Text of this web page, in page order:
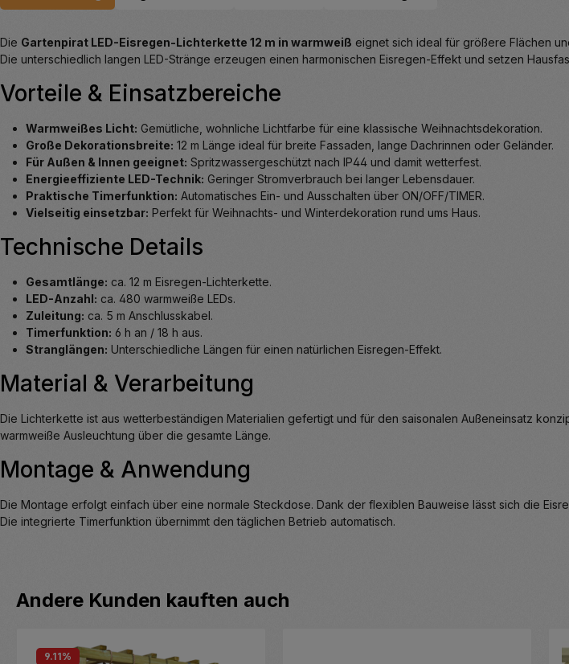
Die Gartenpirat LED-Eisregen-Lichterkette 12 m in warmweiß eignet sich ideal für größere Flächen
Die unterschiedlich langen LED-Stränge erzeugen einen harmonischen Eisregen-Effekt und setzen
Vorteile & Einsatzbereiche
Warmweißes Licht: Gemütliche, wohnliche Lichtfarbe für eine klassische Weihnachtsdekoration.
Große Dekorationsbreite: 12 m Länge ideal für breite Fassaden, lange Dachrinnen oder Geländer.
Für Außen & Innen geeignet: Spritzwassergeschützt nach IP44 und damit wetterfest.
Energieeffiziente LED-Technik: Geringer Stromverbrauch bei langer Lebensdauer.
Praktische Timerfunktion: Automatisches Ein- und Ausschalten über ON/OFF/TIMER.
Vielseitig einsetzbar: Perfekt für Weihnachts- und Winterdekoration rund ums Haus.
Technische Details
Gesamtlänge: ca. 12 m Eisregen-Lichterkette.
LED-Anzahl: ca. 480 warmweiße LEDs.
Zuleitung: ca. 5 m Anschlusskabel.
Timerfunktion: 6 h an / 18 h aus.
Stranglängen: Unterschiedliche Längen für einen natürlichen Eisregen-Effekt.
Material & Verarbeitung
Die Lichterkette ist aus wetterbeständigen Materialien gefertigt und für den saisonalen Außeneinsatz
warmweiße Ausleuchtung über die gesamte Länge.
Montage & Anwendung
Die Montage erfolgt einfach über eine normale Steckdose. Dank der flexiblen Bauweise lässt sich die
Die integrierte Timerfunktion übernimmt den täglichen Betrieb automatisch.
Produktgalerie überspringen
Andere Kunden kauften auch
9.11%